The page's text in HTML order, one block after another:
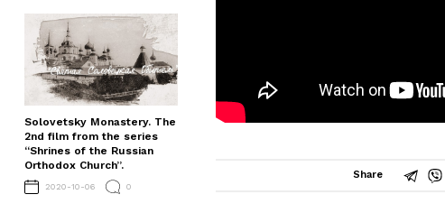
Solovetsky Monastery. The
2nd film from the series
“Shrines of the Russian
Orthodox Church”.
2020-10-06 0
Share